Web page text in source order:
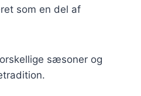
som en del af
sæsoner og